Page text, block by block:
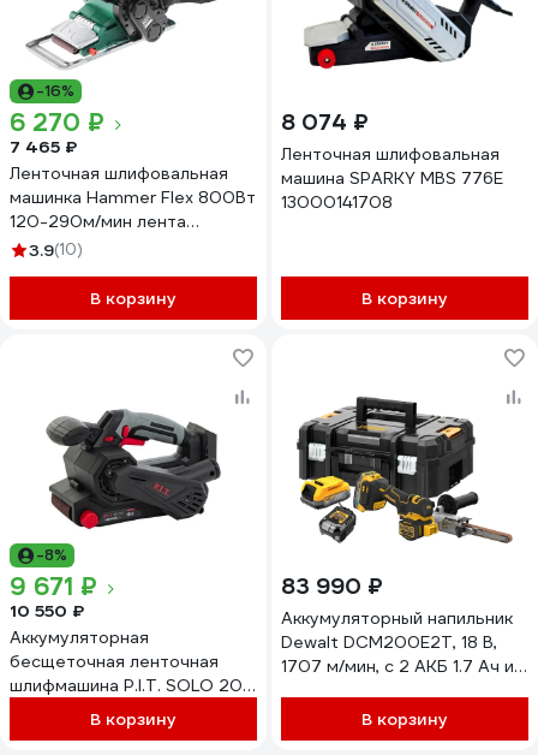
-16%
6 270 ₽
7 465 ₽
Ленточная шлифовальная
машинка Hammer Flex 800Вт
120-290м/мин лента
75x457мм рамка, струбцины
3.9(10)
В корзину
8 074 ₽
Ленточная шлифовальная
машина SPARKY MBS 776E
13000141708
В корзину
-8%
9 671 ₽
10 550 ₽
Аккумуляторная
бесщеточная ленточная
шлифмашина P.I.T. SOLO 20
В, 457x76 мм, 120-380 м/мин
В корзину
83 990 ₽
Аккумуляторный напильник
Dewalt DCM200E2T, 18 В,
1707 м/мин, с 2 АКБ 1.7 Ач и
DCM200E2T-QW
В корзину